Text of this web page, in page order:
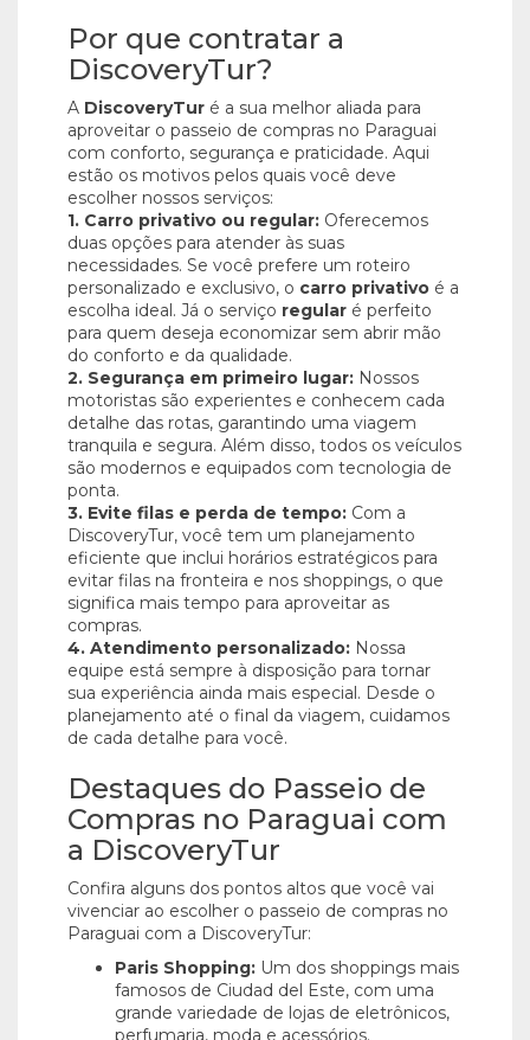
Por que contratar a
DiscoveryTur?
A DiscoveryTur é a sua melhor aliada para
aproveitar o passeio de compras no Paraguai
com conforto, segurança e praticidade. Aqui
estão os motivos pelos quais você deve
escolher nossos serviços:
1. Carro privativo ou regular: Oferecemos
duas opções para atender às suas
necessidades. Se você prefere um roteiro
personalizado e exclusivo, o carro privativo é a
escolha ideal. Já o serviço regular é perfeito
para quem deseja economizar sem abrir mão
do conforto e da qualidade.
2. Segurança em primeiro lugar: Nossos
motoristas são experientes e conhecem cada
detalhe das rotas, garantindo uma viagem
tranquila e segura. Além disso, todos os veículos
são modernos e equipados com tecnologia de
ponta.
3. Evite filas e perda de tempo: Com a
DiscoveryTur, você tem um planejamento
eficiente que inclui horários estratégicos para
evitar filas na fronteira e nos shoppings, o que
significa mais tempo para aproveitar as
compras.
4. Atendimento personalizado: Nossa
equipe está sempre à disposição para tornar
sua experiência ainda mais especial. Desde o
planejamento até o final da viagem, cuidamos
de cada detalhe para você.
Destaques do Passeio de
Compras no Paraguai com
a DiscoveryTur
Confira alguns dos pontos altos que você vai
vivenciar ao escolher o passeio de compras no
Paraguai com a DiscoveryTur:
Paris Shopping: Um dos shoppings mais
famosos de Ciudad del Este, com uma
grande variedade de lojas de eletrônicos,
perfumaria, moda e acessórios.